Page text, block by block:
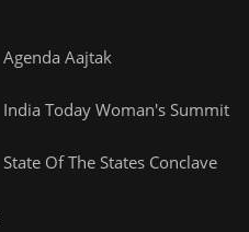
Agenda Aajtak
India Today Woman's Summit
State Of The States Conclave